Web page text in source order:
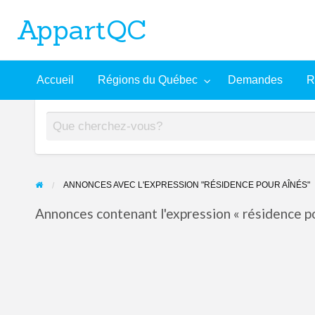
Recherche
Aide
À
AppartQC
Accueil Régions du Québec Demandes
ANNONCES AVEC L'EXPRESSION "RÉSIDENCE POUR AÎNÉS"
Annonces contenant l'expression « résidence